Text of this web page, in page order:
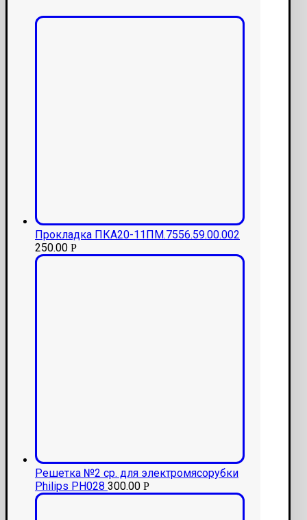
Прокладка ПКА20-11ПМ.7556.59.00.002
250.00 Р
Решетка №2 ср. для электромясорубки
Philips РН028 300.00 Р